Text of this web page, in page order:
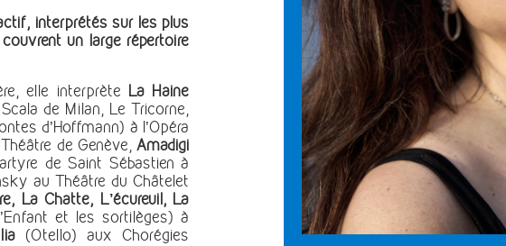
interprétés sur les plus
un large répertoire
elle interprète La Haine
de Milan, Le Tricorne,
d’Hoffmann) à l’Opéra
de Genève,Amadigi
de Saint Sébastien à
au Théâtre du Châtelet
La Chatte, L’écureuil, La
et les sortilèges) à
(Otello) aux Chorégies